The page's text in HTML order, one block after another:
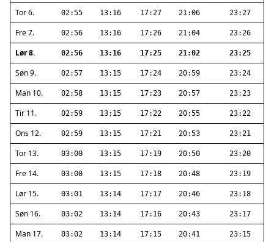
Tor 6. 02:55 13:16 17:27 21:06 23:27
Fre 7. 02:56 13:16 17:26 21:04 23:26
Lør 8. 02:56 13:16 17:25 21:02 23:25
Søn 9. 02:57 13:15 17:24 20:59 23:24
Man 10. 02:58 13:15 17:23 20:57 23:23
Tir 11. 02:59 13:15 17:22 20:55 23:22
Ons 12. 02:59 13:15 17:21 20:53 23:21
Tor 13. 03:00 13:15 17:19 20:50 23:20
Fre 14. 03:00 13:15 17:18 20:48 23:19
Lør 15. 03:01 13:14 17:17 20:46 23:18
Søn 16. 03:02 13:14 17:16 20:43 23:17
Man 17. 03:02 13:14 17:15 20:41 23:15